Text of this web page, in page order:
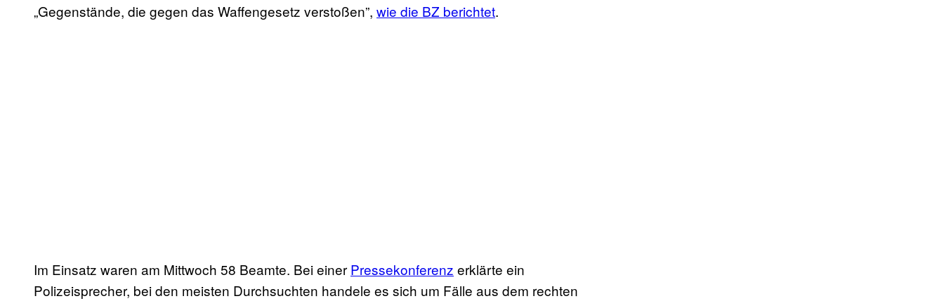
„Gegenstände, die gegen das Waffengesetz verstoßen”, wie die BZ berichtet.
Im Einsatz waren am Mittwoch 58 Beamte. Bei einer Pressekonferenz erklärte ein
Polizeisprecher, bei den meisten Durchsuchten handele es sich um Fälle aus dem rechten